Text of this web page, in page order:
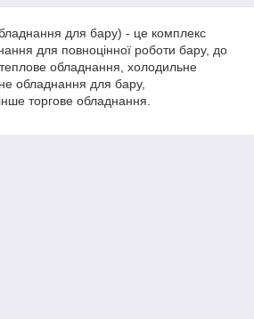
для бару) - це комплекс
для повноцінної роботи бару, до
обладнання, холодильне
обладнання для бару,
торгове обладнання.